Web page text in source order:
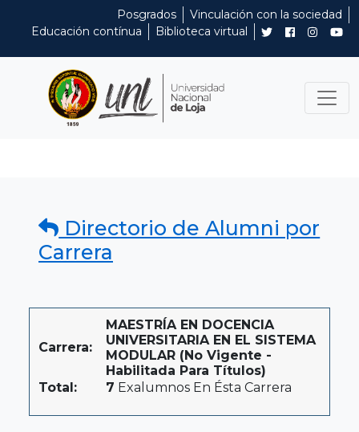
Posgrados
Vinculación con la sociedad
Educación contínua
Biblioteca virtual
Directorio de Alumni por
Carrera
Carrera:
MAESTRÍA EN DOCENCIA
UNIVERSITARIA EN EL SISTEMA
MODULAR (No Vigente -
Habilitada Para Títulos)
Total:
7 Exalumnos En Ésta Carrera